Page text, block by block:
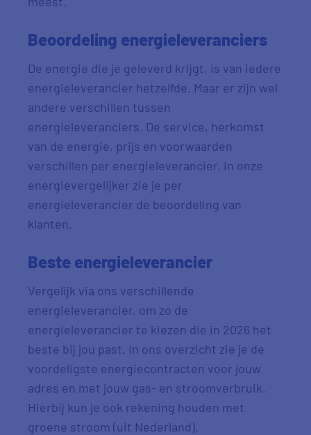
Beoordeling energieleveranciers
De energie die je geleverd krijgt, is van iedere
energieleverancier hetzelfde. Maar er zijn wel
andere verschillen tussen
energieleveranciers. De service, herkomst
van de energie, prijs en voorwaarden
verschillen per energieleverancier. In onze
energievergelijker zie je per
energieleverancier de beoordeling van
klanten.
Beste energieleverancier
Vergelijk via ons verschillende
energieleverancier, om zo de
energieleverancier te kiezen die in 2026 het
beste bij jou past. In ons overzicht zie je de
voordeligste energiecontracten voor jouw
adres en met jouw gas- en stroomverbruik.
Hierbij kun je ook rekening houden met
groene stroom (uit Nederland).